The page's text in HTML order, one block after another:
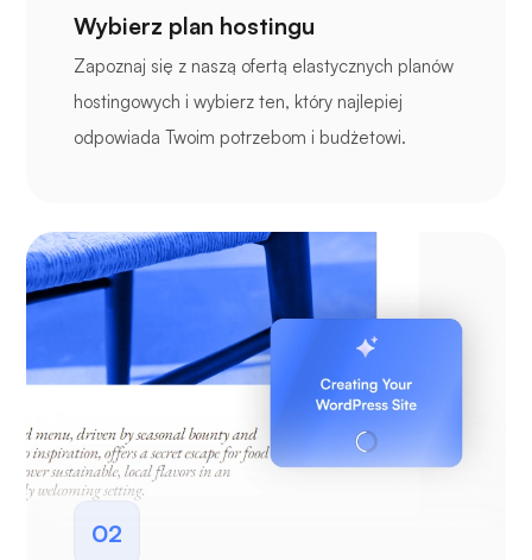
Wybierz plan hostingu
Zapoznaj się z naszą ofertą elastycznych planów
hostingowych i wybierz ten, który najlepiej
odpowiada Twoim potrzebom i budżetowi.
02